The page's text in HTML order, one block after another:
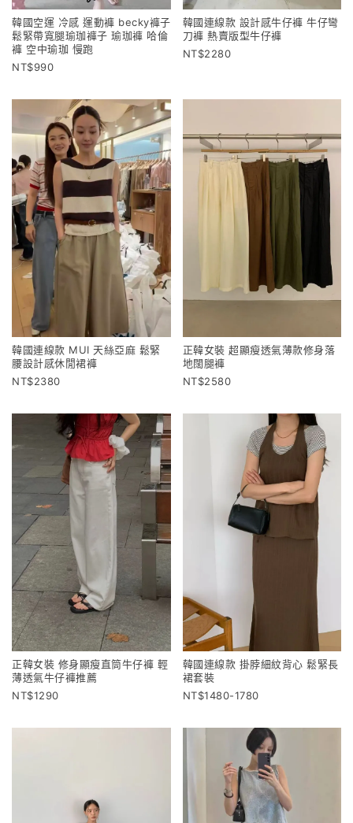
韓國空運 冷感 運動褲 becky褲子
鬆緊帶寬腿瑜珈褲子 瑜珈褲 哈倫
褲 空中瑜珈 慢跑
990
韓國連線款 設計感牛仔褲 牛仔彎
刀褲 熱賣版型牛仔褲
2280
韓國連線款 MUI 天絲亞麻 鬆緊
腰設計感休閒裙褲
2380
正韓女裝 超顯瘦透氣薄款修身落
地闊腿褲
2580
正韓女裝 修身顯瘦直筒牛仔褲 輕
薄透氣牛仔褲推薦
1290
韓國連線款 掛脖細紋背心 鬆緊長
裙套裝
1480-1780